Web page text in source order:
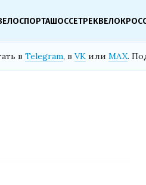
ШОССЕТРЕК
в Telegram, в VK или MAX.